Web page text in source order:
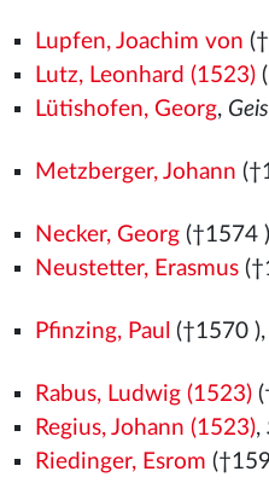
Lupfen, Joachim von
Lutz, Leonhard (1523)
Lütishofen, Georg,
Metzberger, Johann
Necker, Georg(†1574
Neustetter, Erasmus
Pfinzing, Paul (†1570 ),
Rabus, Ludwig (1523)
Regius, Johann (1523),
Riedinger, Esrom